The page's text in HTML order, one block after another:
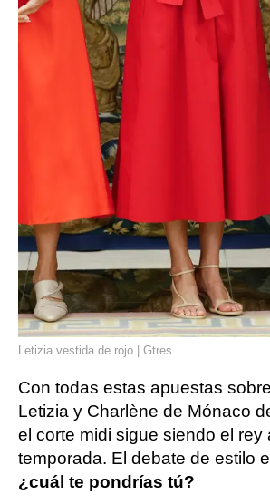
Letizia vestida de rojo | Gtres
Con todas estas apuestas
Letizia y Charlène de Mónaco
el corte midi sigue siendo el rey
temporada. El debate de estilo
¿cuál te pondrías tú?